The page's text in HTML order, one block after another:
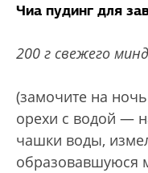
Чиа пудинг для
200 г свежего
(замочите на
орехи с водой —
чашки воды,
образовавшуюся